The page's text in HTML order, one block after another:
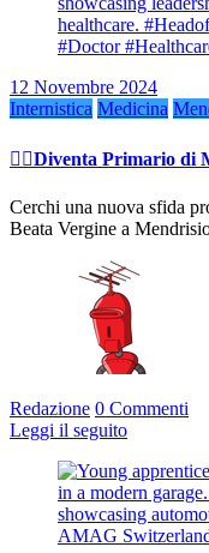
12 Novembre 2024
Internistica Medicina
👨‍⚕️Diventa Primario di
Cerchi una nuova sfida
Beata Vergine a
Redazione 0 Commenti
Leggi il seguito